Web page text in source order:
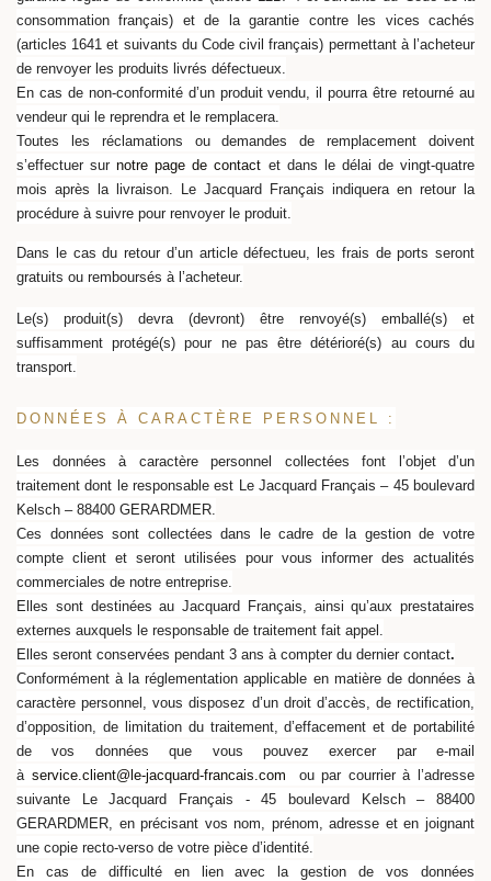
consommation français) et de la garantie contre les vices cachés
(articles 1641 et suivants du Code civil français) permettant à l’acheteur
de renvoyer les produits livrés défectueux.
En cas de non-conformité d’un produit vendu, il pourra être retourné au
vendeur qui le reprendra et le remplacera.
Toutes les réclamations ou demandes de remplacement doivent
s’effectuersurnotre page de contact et dans le délai de vingt-quatre
mois après la livraison. Le Jacquard Français indiquera en retour la
procédure à suivre pour renvoyer le produit.
Dans le cas du retour d’un article défectueu, les frais de ports seront
gratuits ou remboursés à l’acheteur.
Le(s) produit(s) devra (devront) être renvoyé(s) emballé(s) et
suffisamment protégé(s) pour ne pas être détérioré(s) au cours du
transport.
DONNÉES À CARACTÈRE PERSONNEL :
Les données à caractère personnel collectées font l’objet d’un
traitement dont le responsable est Le Jacquard Français – 45 boulevard
Kelsch – 88400 GERARDMER.
Ces données sont collectées dans le cadre de la gestion de votre
compte client et seront utilisées pour vous informer des actualités
commerciales de notre entreprise.
Elles sont destinées au Jacquard Français, ainsi qu’aux prestataires
externes auxquels le responsable de traitement fait appel.
Elles seront conservées pendant 3 ans à compter du dernier contact.
Conformément à la réglementation applicable en matière de données à
caractère personnel, vous disposez d’un droit d’accès, de rectification,
d’opposition, de limitation du traitement, d’effacement et de portabilité
de vos données que vous pouvez exercer par e-mail
à service.client@le-jacquard-francais.com
ou par courrier à l’adresse
suivante Le Jacquard Français - 45 boulevard Kelsch – 88400
GERARDMER, en précisant vos nom, prénom, adresse et en joignant
une copie recto-verso de votre pièce d’identité.
En cas de difficulté en lien avec la gestion de vos données